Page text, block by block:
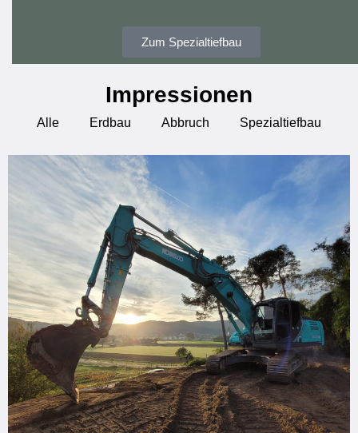
Zum Spezialtiefbau
Impressionen
Alle Erdbau Abbruch Spezialtiefbau